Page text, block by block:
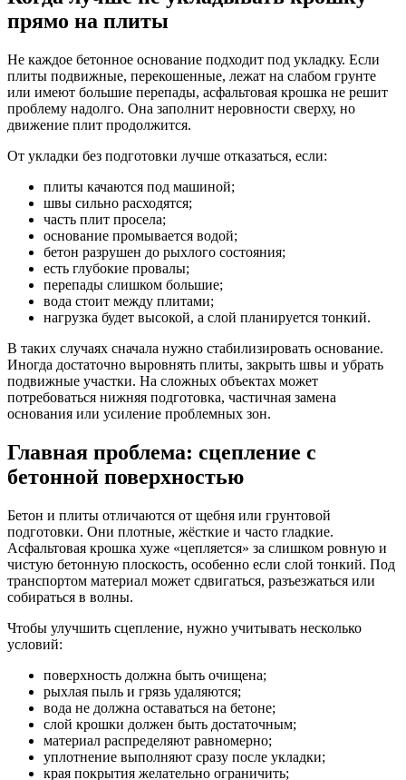
прямо на плиты
Не каждое бетонное основание подходит под укладку. Если
плиты подвижные, перекошенные, лежат на слабом грунте
или имеют большие перепады, асфальтовая крошка не решит
проблему надолго. Она заполнит неровности сверху, но
движение плит продолжится.
От укладки без подготовки лучше отказаться, если:
плиты качаются под машиной;
швы сильно расходятся;
часть плит просела;
основание промывается водой;
бетон разрушен до рыхлого состояния;
есть глубокие провалы;
перепады слишком большие;
вода стоит между плитами;
нагрузка будет высокой, а слой планируется тонкий.
В таких случаях сначала нужно стабилизировать основание.
Иногда достаточно выровнять плиты, закрыть швы и убрать
подвижные участки. На сложных объектах может
потребоваться нижняя подготовка, частичная замена
основания или усиление проблемных зон.
Главная проблема: сцепление с
бетонной поверхностью
Бетон и плиты отличаются от щебня или грунтовой
подготовки. Они плотные, жёсткие и часто гладкие.
Асфальтовая крошка хуже «цепляется» за слишком ровную и
чистую бетонную плоскость, особенно если слой тонкий. Под
транспортом материал может сдвигаться, разъезжаться или
собираться в волны.
Чтобы улучшить сцепление, нужно учитывать несколько
условий:
поверхность должна быть очищена;
рыхлая пыль и грязь удаляются;
вода не должна оставаться на бетоне;
слой крошки должен быть достаточным;
материал распределяют равномерно;
уплотнение выполняют сразу после укладки;
края покрытия желательно ограничить;